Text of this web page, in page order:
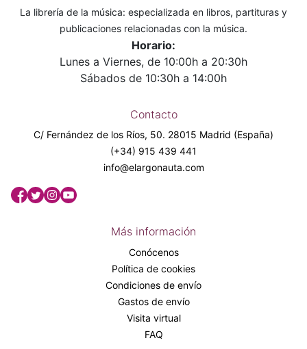
La librería de la música: especializada en libros, partituras y
publicaciones relacionadas con la música.
Horario:
Lunes a Viernes, de 10:00h a 20:30h
Sábados de 10:30h a 14:00h
Contacto
C/ Fernández de los Ríos, 50. 28015 Madrid (España)
(+34) 915 439 441
info@elargonauta.com
Más información
Conócenos
Política de cookies
Condiciones de envío
Gastos de envío
Visita virtual
FAQ